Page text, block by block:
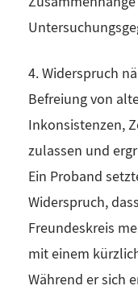
4. Widerspruch
Befreiung von
Inkonsistenzen,
zulassen und
Ein Proband
Widerspruch,
Freundeskreis
mit einem
Während er sich